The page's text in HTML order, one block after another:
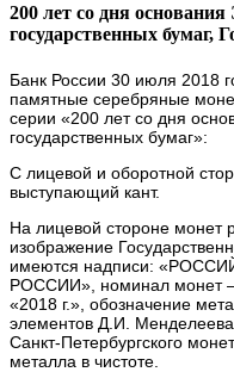
200 лет со дня
государственных бумаг,
Банк России 30 июля 2018
памятные серебряные
серии «200 лет со дня
государственных бумаг»:
С лицевой и оборотной
выступающий кант.
На лицевой стороне монет
изображение
имеются надписи:
РОССИИ», номинал монет
«2018 г.», обозначение
элементов Д.И.
Санкт-Петербургского
металла в чистоте.